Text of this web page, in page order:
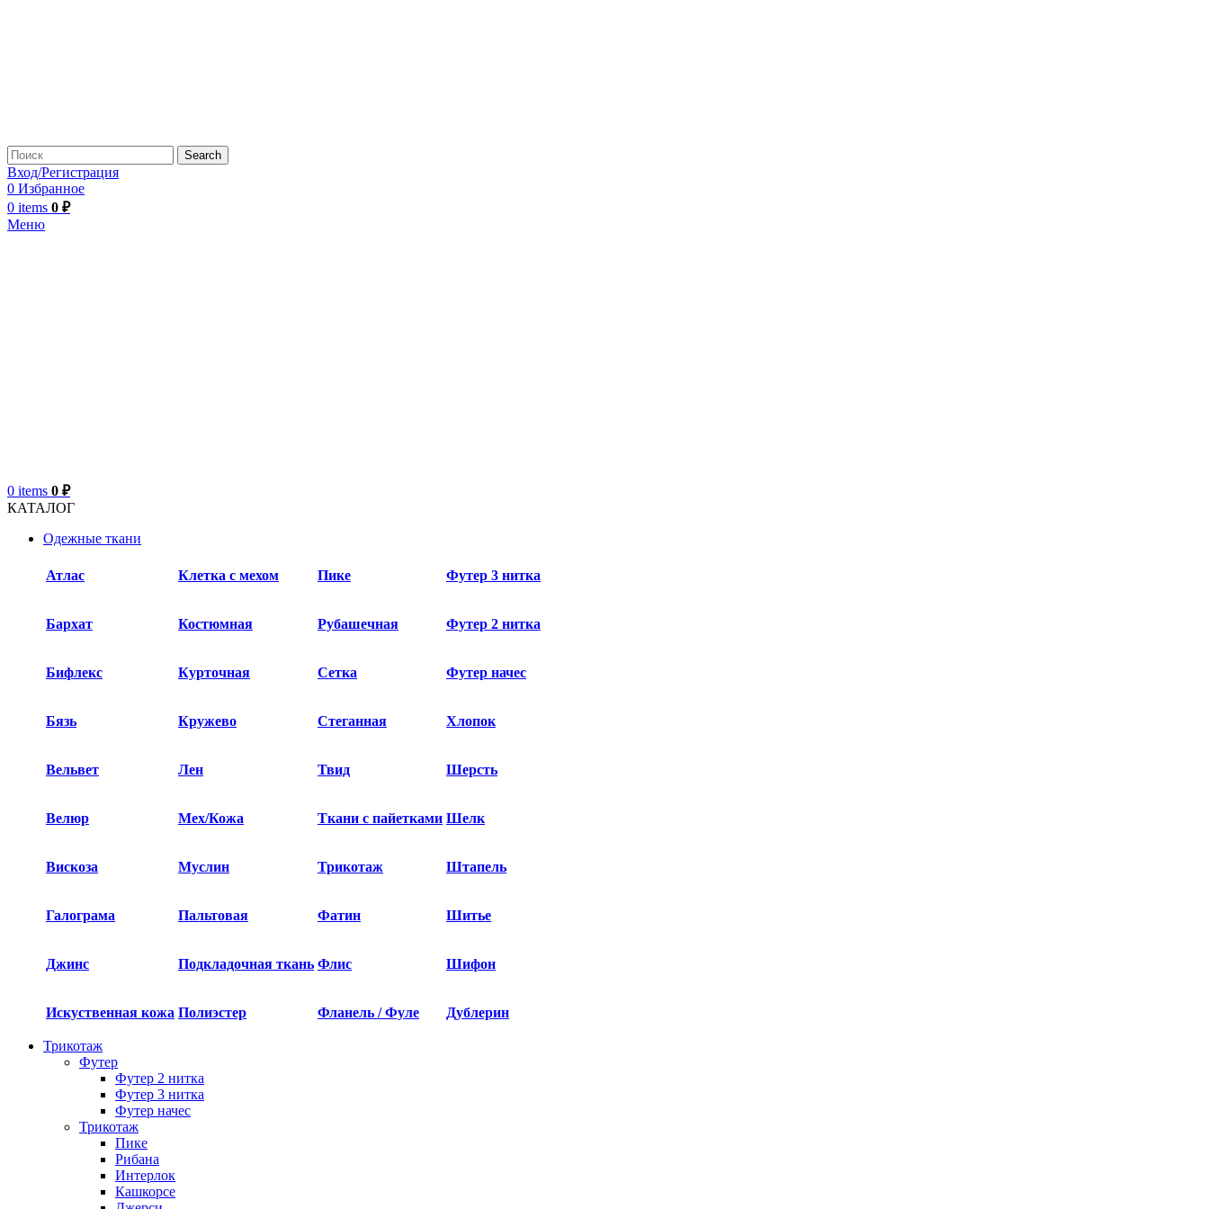
Search
Вход/Регистрация
0 Избранное
0 items 0 ₽
Меню
0 items 0 ₽
КАТАЛОГ
Одежные ткани
Атлас Клетка с мехом Пике Футер 3 нитка
Бархат​ Костюмная Рубашечная Футер 2 нитка
Бифлекс Курточная Сетка Футер начес
Бязь Кружево Стеганная Хлопок
Вельвет Лен Твид Шерсть
Велюр Мех/Кожа Ткани с пайетками Шелк
Вискоза Муслин Трикотаж Штапель
Галограма Пальтовая Фатин Шитье
Джинс Подкладочная ткань Флис Шифон
Искуственная кожа Полиэстер Фланель / Фуле Дублерин
Трикотаж
Футер
Футер 2 нитка​
Футер 3 нитка​
Футер начес
Трикотаж
Пике
Рибана
Интерлок
Кашкорсе